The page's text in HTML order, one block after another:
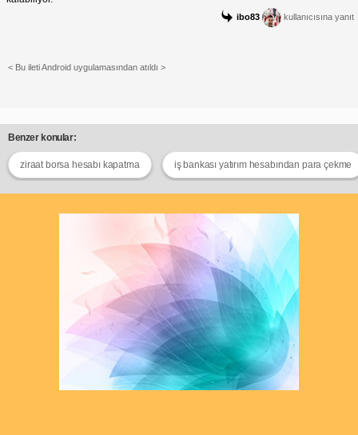
ibo83 kullanıcısına yanıt
< Bu ileti Android uygulamasından atıldı >
Benzer konular:
ziraat borsa hesabı kapatma iş bankası yatırım hesabından para çekme